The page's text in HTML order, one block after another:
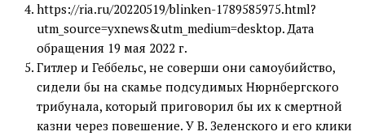
https://ria.ru/20220519/blinken-1789585975.html?
utm_source=yxnews&utm_medium=desktop. Дата
обращения 19 мая 2022 г.
Гитлер и Геббельс, не соверши они самоубийство,
сидели бы на скамье подсудимых Нюрнбергского
трибунала, который приговорил бы их к смертной
казни через повешение. У В. Зеленского и его клики